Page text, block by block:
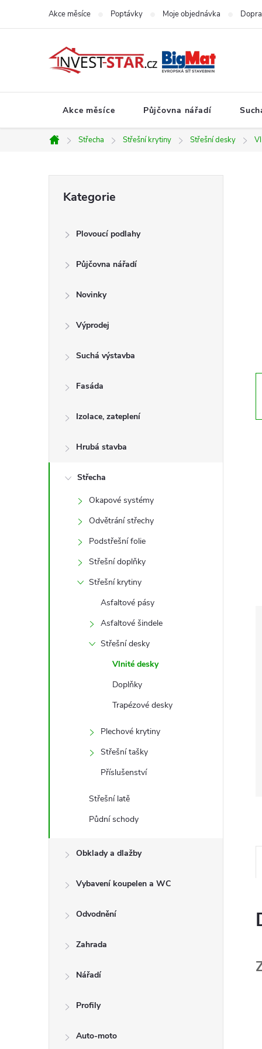
Akce měsíce Poptávky Moje objednávka
Akce měsíce Půjčovna nářadí
Domů
Střecha Střešní krytiny Střešní desky
kategorie
Kategorie
Plovoucí podlahy
Půjčovna nářadí
Novinky
Výprodej
Suchá výstavba
Fasáda
Izolace, zateplení
Hrubá stavba
Střecha
Okapové systémy
Odvětrání střechy
Podstřešní folie
Střešní doplňky
Střešní krytiny
Asfaltové pásy
Asfaltové šindele
Střešní desky
Vlnité desky
Doplňky
Trapézové desky
Plechové krytiny
Střešní tašky
Příslušenství
Střešní latě
Půdní schody
Obklady a dlažby
Vybavení koupelen a WC
Odvodnění
Zahrada
Nářadí
Profily
Auto-moto